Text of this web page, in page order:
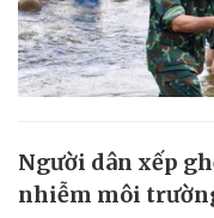
Người dân xếp
nhiễm môi